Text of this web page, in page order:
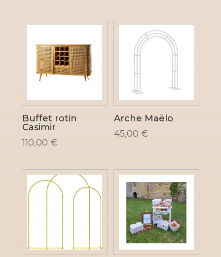
Buffet rotin
Casimir
110,00 €
Arche Maëlo
45,00 €